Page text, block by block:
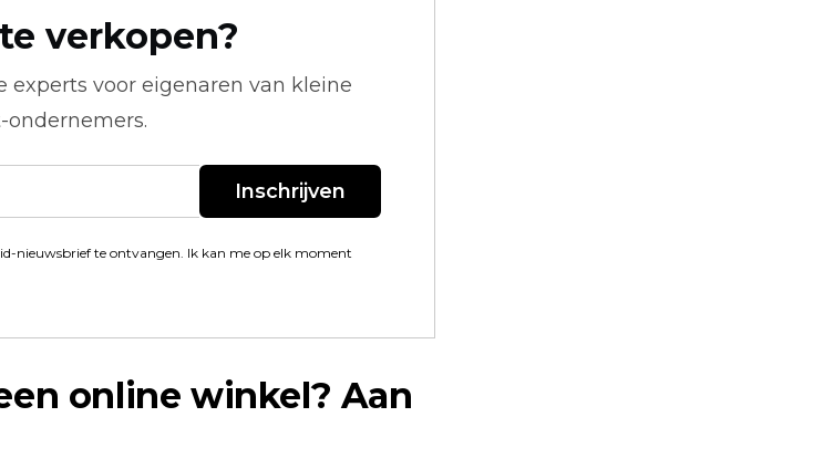
verkopen?
experts voor eigenaren van kleine
ondernemers.
Inschrijven
nieuwsbrief te ontvangen. Ik kan me op elk moment
online winkel? Aan